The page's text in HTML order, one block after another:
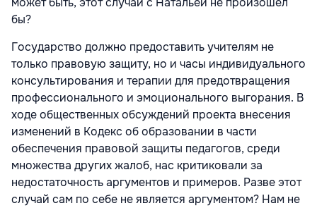
бы?
Государство должно предоставить учителям не
только правовую защиту, но и часы индивидуального
консультирования и терапии для предотвращения
профессионального и эмоционального выгорания. В
ходе общественных обсуждений проекта внесения
изменений в Кодекс об образовании в части
обеспечения правовой защиты педагогов, среди
множества других жалоб, нас критиковали за
недостаточность аргументов и примеров. Разве этот
случай сам по себе не является аргументом? Нам не